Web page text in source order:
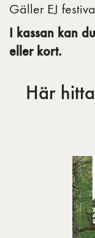
Gäller EJ
I kassan kan
eller kort.
Här